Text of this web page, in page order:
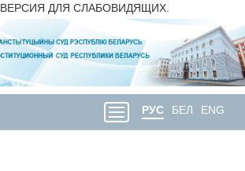
ВЕРСИЯ ДЛЯ СЛАБОВИДЯЩИХ.
РУС БЕЛ ENG